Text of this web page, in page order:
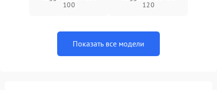
100
120
Показать все модели